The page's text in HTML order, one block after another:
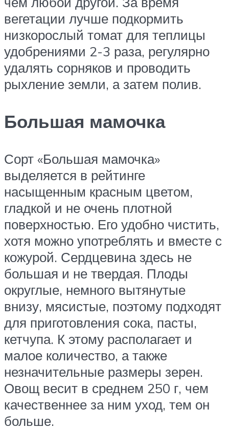
вегетации лучше подкормить
низкорослый томат для теплицы
удобрениями 2-3 раза, регулярно
удалять сорняков и проводить
рыхление земли, а затем полив.
Большая мамочка
Сорт «Большая мамочка»
выделяется в рейтинге
насыщенным красным цветом,
гладкой и не очень плотной
поверхностью. Его удобно чистить,
хотя можно употреблять и вместе с
кожурой. Сердцевина здесь не
большая и не твердая. Плоды
округлые, немного вытянутые
внизу, мясистые, поэтому подходят
для приготовления сока, пасты,
кетчупа. К этому располагает и
малое количество, а также
незначительные размеры зерен.
Овощ весит в среднем 250 г, чем
качественнее за ним уход, тем он
больше.